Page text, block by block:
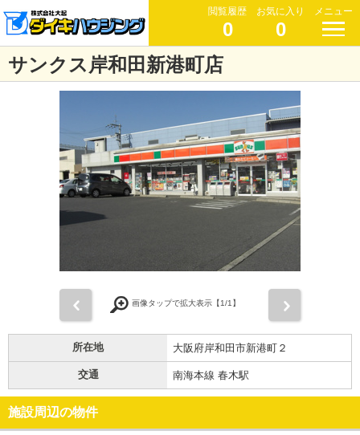
閲覧履歴
0
お気に入り
0
メニュー
サンクス岸和田新港町店
画像タップで拡大表示【1/1】
所在地 大阪府岸和田市新港町２
交通 南海本線 春木駅
施設周辺の物件